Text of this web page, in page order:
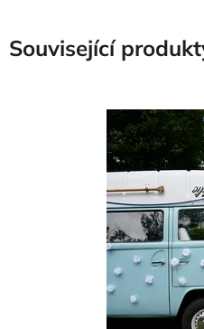
Související